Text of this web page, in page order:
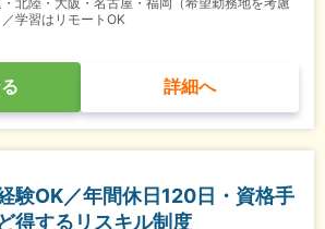
学習はリモートOK
詳細へ
験OK／年間休日120日・資格手
得するリスキル制度